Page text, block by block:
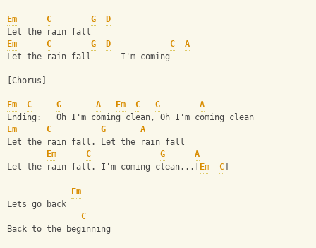
Em C G
D
Let the rain fall
Em
C G D C
A
Let the rain fall      I'm coming
[Chorus]
Em C G A Em C G
A
Ending:   Oh I'm coming clean, Oh I'm coming clean
Em
C G
A
Let the rain fall. Let the rain fall
Em
C G
A
Let the rain fall. I'm coming clean...[
Em C
Em
Lets go back
C
Back to the beginning